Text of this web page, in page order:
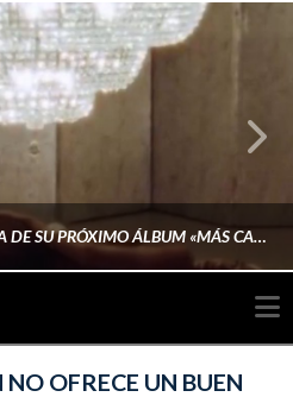
BAD GYAL ANUNCIA LA FECHA DE SU PRÓXIMO ÁLBUM «MÁS CARA»
OFRECE UN BUEN